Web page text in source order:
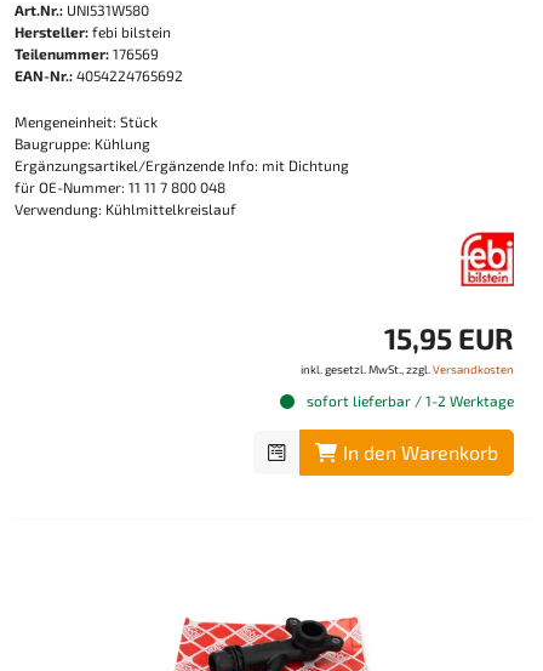
Art.Nr.: UNI531W580
Hersteller: febi bilstein
Teilenummer: 176569
EAN-Nr.: 4054224765692
Mengeneinheit: Stück
Baugruppe: Kühlung
Ergänzungsartikel/Ergänzende Info: mit Dichtung
für OE-Nummer: 11 11 7 800 048
Verwendung: Kühlmittelkreislauf
15,95 EUR
inkl. gesetzl. MwSt., zzgl. Versandkosten
sofort lieferbar / 1-2 Werktage
In den Warenkorb